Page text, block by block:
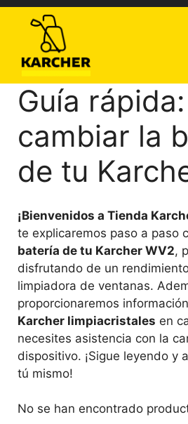
Saltar
contenido
Guía
cambiar la
de tu
¡Bienvenidos a Tienda
te explicaremos paso a paso
batería de tu Karcher WV2,
disfrutando de un
limpiadora de ventanas.
proporcionaremos
Karcher limpiacristales en
necesites asistencia con la
dispositivo. ¡Sigue leyendo y
tú mismo!
No se han encontrado